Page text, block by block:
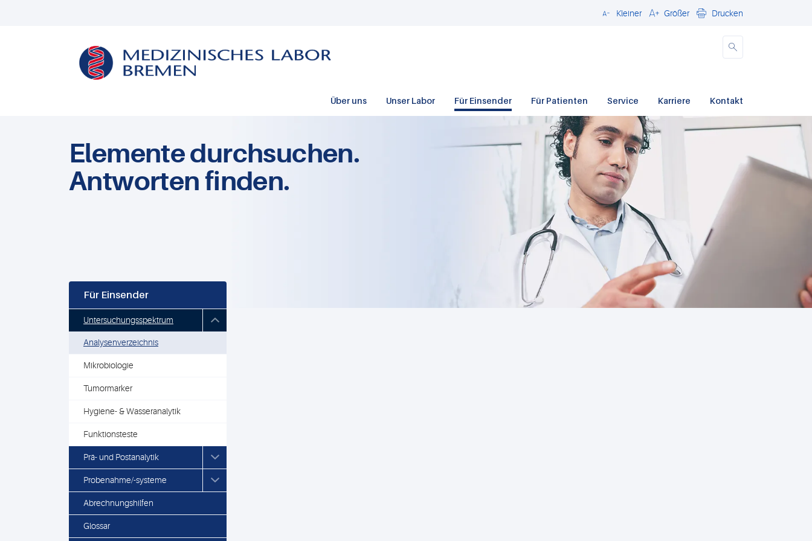
Schließen
Kleiner Größer Drucken
Über uns Unser Labor Für Einsender Für Patienten Service Karriere Kontakt
Elemente durchsuchen.
Antworten finden.
Für Einsender
Untersuchungsspektrum
Analysenverzeichnis
Mikrobiologie
Tumormarker
Hygiene- & Wasseranalytik
Funktionsteste
Prä- und Postanalytik
Probenahme/-systeme
Abrechnungshilfen
Glossar